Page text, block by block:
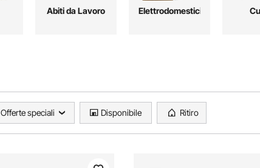
Abiti da Lavoro Elettrodomestici
Offerte speciali Disponibile Ritiro